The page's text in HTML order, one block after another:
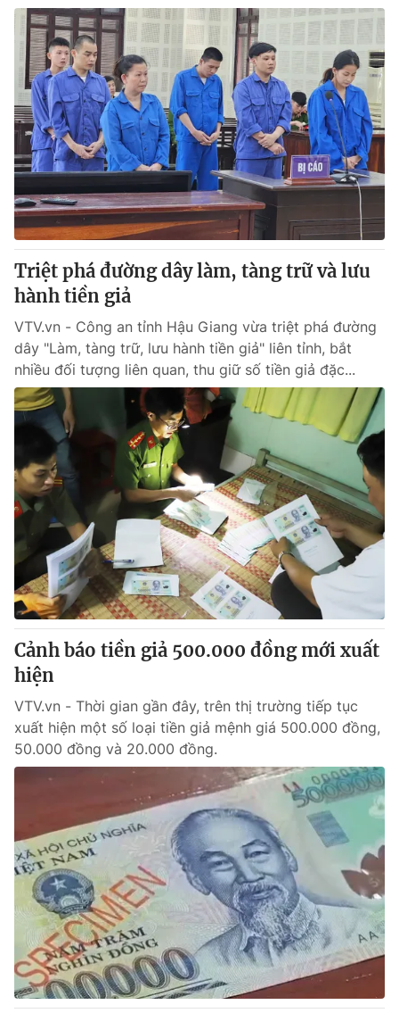
Liên hệ quảng cáo:024-7300.7108
® Cấm sao chép dưới mọi hình thức nếu không có sự chấp
thuận bằng văn bản. Ghi rõ nguồn VTV.vn khi phát hành lại
thông tin từ website này.
Triệt phá đường dây làm, tàng trữ và lưu
hành tiền giả
VTV.vn - Công an tỉnh Hậu Giang vừa triệt phá đường
dây "Làm, tàng trữ, lưu hành tiền giả" liên tỉnh, bắt
nhiều đối tượng liên quan, thu giữ số tiền giả đặc...
Cảnh báo tiền giả 500.000 đồng mới xuất
hiện
VTV.vn - Thời gian gần đây, trên thị trường tiếp tục
xuất hiện một số loại tiền giả mệnh giá 500.000 đồng,
50.000 đồng và 20.000 đồng.